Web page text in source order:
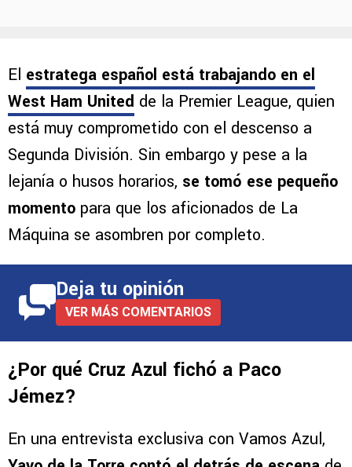
El estratega español está trabajando en el
West Ham United de la Premier League, quien
está muy comprometido con el descenso a
Segunda División. Sin embargo y pese a la
lejanía o husos horarios, se tomó ese pequeño
momento para que los aficionados de La
Máquina se asombren por completo.
Deja tu opinión
VER MÁS COMENTARIOS
¿Por qué Cruz Azul fichó a Paco
Jémez?
En una entrevista exclusiva con Vamos Azul,